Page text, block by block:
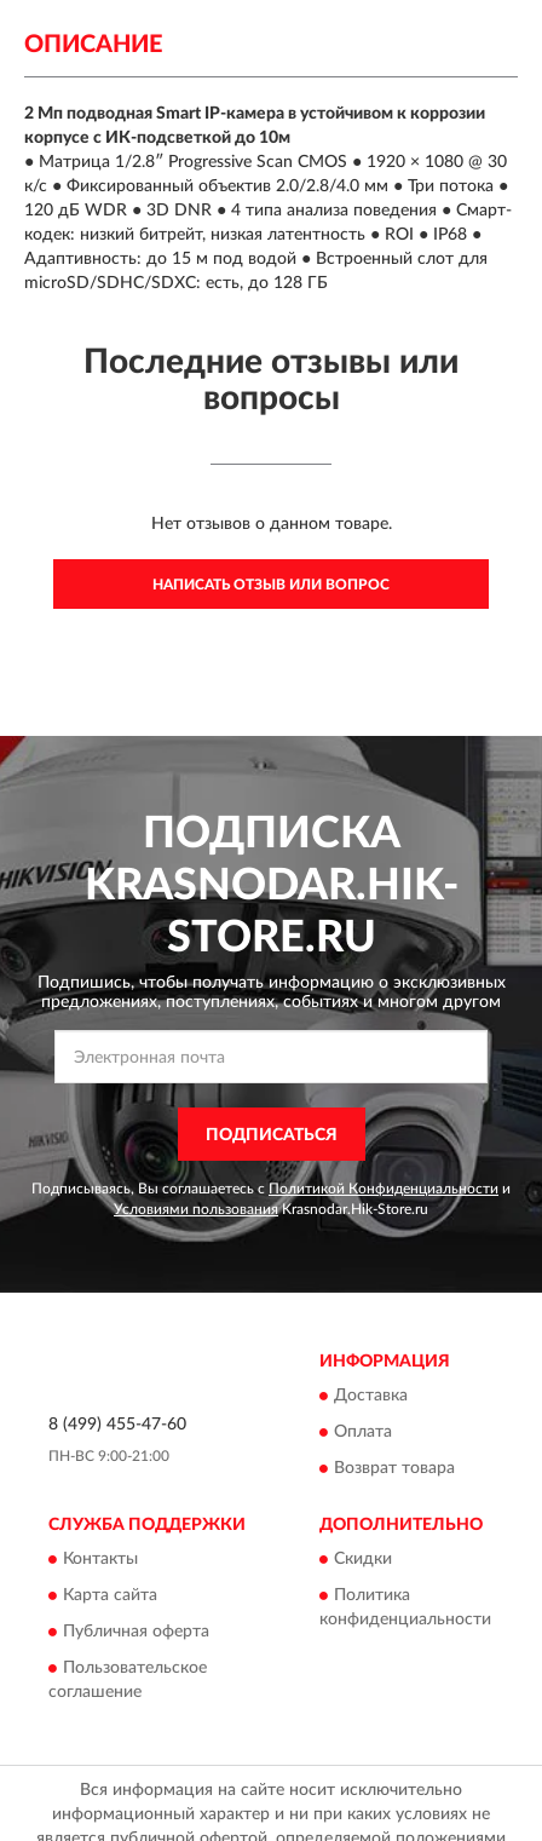
ОПИСАНИЕ
2 Мп подводная Smart IP-камера в устойчивом к коррозии
корпусе c ИК-подсветкой до 10м
● Матрица 1/2.8″ Progressive Scan CMOS ● 1920 × 1080 @ 30
к/с ● Фиксированный объектив 2.0/2.8/4.0 мм ● Три потока ●
120 дБ WDR ● 3D DNR ● 4 типа анализа поведения ● Смарт-
кодек: низкий битрейт, низкая латентность ● ROI ● IP68 ●
Адаптивность: до 15 м под водой ● Встроенный слот для
microSD/SDHC/SDXC: есть, до 128 ГБ
Последние отзывы или
вопросы
Нет отзывов о данном товаре.
НАПИСАТЬ ОТЗЫВ ИЛИ ВОПРОС
ПОДПИСКА
KRASNODAR.HIK-
STORE.RU
Подпишись, чтобы получать информацию о эксклюзивных
предложениях,поступлениях, событиях и многом другом
ПОДПИСАТЬСЯ
Подписываясь, Вы соглашаетесь с Политикой Конфиденциальности и
Условиями пользованияKrasnodar.Hik-Store.ru
8 (499) 455-47-60
ПН-ВС 9:00-21:00
ИНФОРМАЦИЯ
Доставка
Оплата
Возврат товара
СЛУЖБА ПОДДЕРЖКИ
Контакты
Карта сайта
Публичная оферта
Пользовательское
соглашение
ДОПОЛНИТЕЛЬНО
Скидки
Политика
конфиденциальности
Вся информация на сайте носит исключительно
информационный характер и ни при каких условиях не